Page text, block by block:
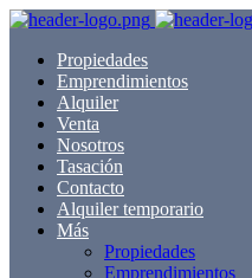
Propiedades
Emprendimientos
Alquiler
Venta
Nosotros
Tasación
Contacto
Alquiler temporario
Más
Propiedades
Emprendimientos